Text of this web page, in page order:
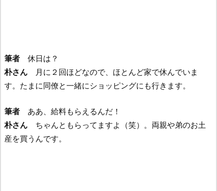
筆者 休日は？
朴さん 月に２回ほどなので、ほとんど家で休んでいま
す。たまに同僚と一緒にショッピングにも行きます。
筆者 ああ、給料もらえるんだ！
朴さん ちゃんともらってますよ（笑）。両親や弟のお土
産を買うんです。